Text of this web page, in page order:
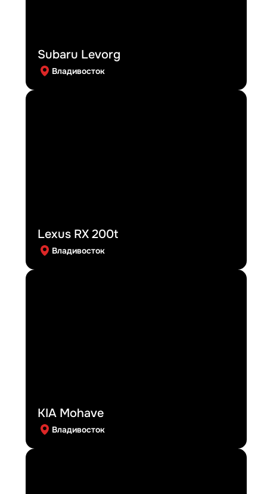
Subaru Levorg
Владивосток
Lexus RX 200t
Владивосток
KIA Mohave
Владивосток